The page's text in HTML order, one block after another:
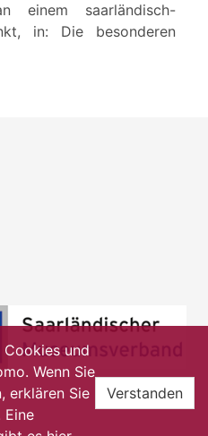
einem saarländisch-
in: Die besonderen
Cookies und
Wenn Sie
erklären Sie
Eine
Verstanden